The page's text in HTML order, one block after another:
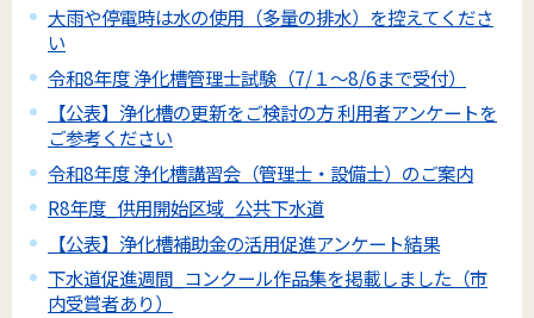
大雨や停電時は水の使用（多量の排水）を控えてくださ
い
令和8年度 浄化槽管理士試験（7/１～8/6まで受付）
【公表】浄化槽の更新をご検討の方 利用者アンケートを
ご参考ください
令和8年度 浄化槽講習会（管理士・設備士）のご案内
R8年度_供用開始区域_公共下水道
【公表】浄化槽補助金の活用促進アンケート結果
下水道促進週間_コンクール作品集を掲載しました（市
内受賞者あり）